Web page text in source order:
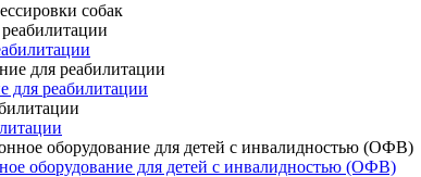
собак
для реабилитации
оборудование для детей с инвалидностью (ОФВ)